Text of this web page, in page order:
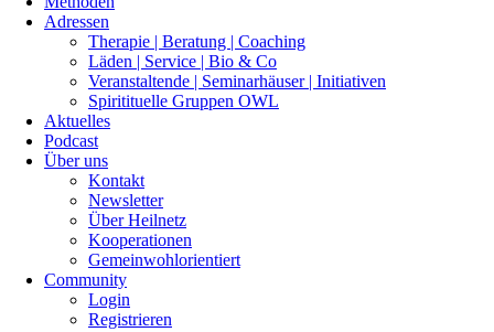
Adressen
Therapie | Beratung | Coaching
Läden | Service | Bio & Co
Veranstaltende | Seminarhäuser | Initiativen
Spiritituelle Gruppen OWL
Aktuelles
Podcast
Über uns
Kontakt
Newsletter
Über Heilnetz
Kooperationen
Gemeinwohlorientiert
Community
Login
Registrieren